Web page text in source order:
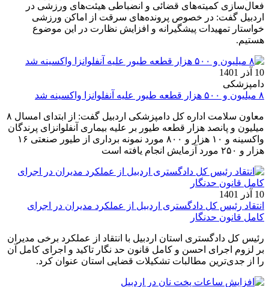
فعال‌سازی کمیته‌های قضائی و انضباطی هیئت‌های ورزشی در
اردبیل گفت: در خصوص پرونده‌های سرقت از اماکن ورزشی
خواستار تمهیدات پیشگیرانه و افزایش نظارت در این موضوع
هستیم.
10 آذر 1401
دامپزشکی
۸ میلیون و ۵۰۰ هزار قطعه طیور علیه آنفلوانزا واکسینه شد
معاون سلامت اداره کل دامپزشکی اردبیل گفت: از ابتدای امسال ۸
میلیون و پانصد هزار قطعه طیور بر علیه بیماری آنفلوانزای پرندگان
واکسینه و ۱۰ هزار و ۸۰۰ مورد نمونه برداری از طیور صنعتی ۱۶
هزار و ۲۵۰ مورد آزمایش انجام یافته است
10 آذر 1401
انتقاد رئیس کل دادگستری اردبیل از عملکرد مدیران در اجرای
کامل قانون حدنگار
رئیس کل دادگستری استان اردبیل با انتقاد از عملکرد برخی مدیران
بر لزوم اجرای احسن و کامل قانون حد نگار تاکید و اجرای کامل آن
را از جدی‌ترین مطالبات تشکیلات قضایی استان عنوان کرد.